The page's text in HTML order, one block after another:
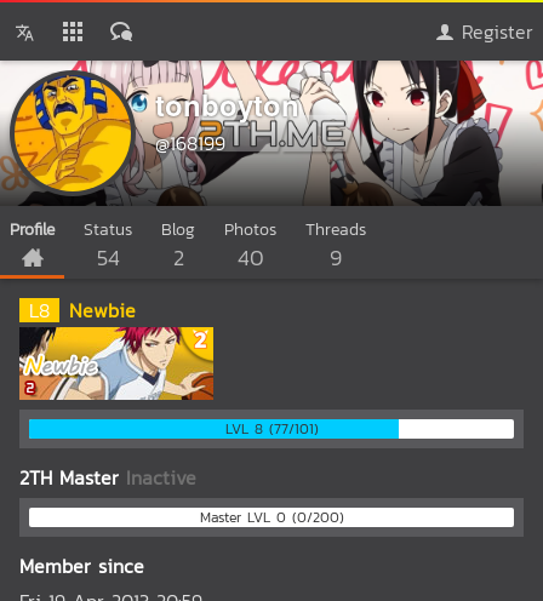
Register
tonboyton
@168199
Profile Status
54
Blog
2
Photos
40
Threads
9
L8 Newbie
LVL 8 (77/101)
2TH Master Inactive
Master LVL 0 (0/200)
Member since